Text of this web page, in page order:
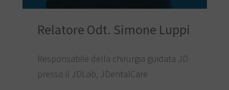
Relatore Odt. Simone Luppi
Responsabile della chirurgia guidata JD
presso il JDLab, JDentalCare